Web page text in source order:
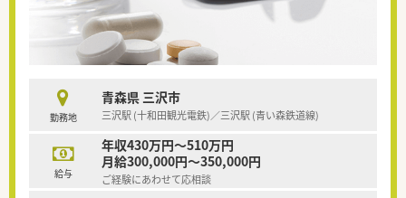
勤務地
青森県 三沢市
三沢駅 (十和田観光電鉄)／三沢駅 (青い森鉄道線)
給与
年収430万円～510万円
月給300,000円～350,000円
ご経験にあわせて応相談